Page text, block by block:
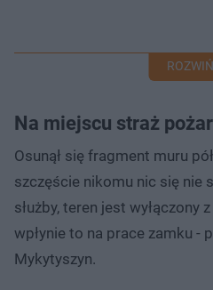
ROZWIŃ
Na miejscu straż
Osunął się fragment muru
szczęście nikomu nic się nie
służby, teren jest wyłączony
wpłynie to na prace zamku -
Mykytyszyn.